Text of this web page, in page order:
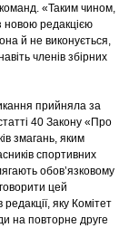
«Таким чином,
новою редакцією
й не виконується,
членів збірних
прийняла за
40 Закону «Про
змагань, яким
спортивних
обов’язковому
цей
яку Комітет
на повторне друге